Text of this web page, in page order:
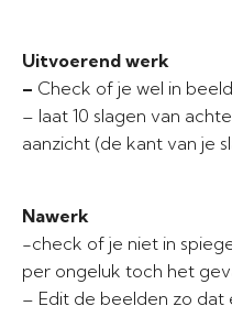
Uitvoerend werk
– Check of je wel in
– laat 10 slagen van
aanzicht (de kant van je
Nawerk
-check of je niet in
per ongeluk toch het
– Edit de beelden zo dat